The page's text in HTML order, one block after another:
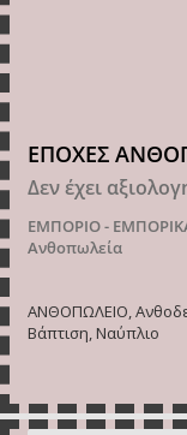
ΕΠΟΧΕΣ
Δεν έχει
ΕΜΠΟΡΙΟ -
Ανθοπωλεία
ΑΝΘΟΠΩΛΕΙΟ,
Βάπτιση, Ναύπλιο